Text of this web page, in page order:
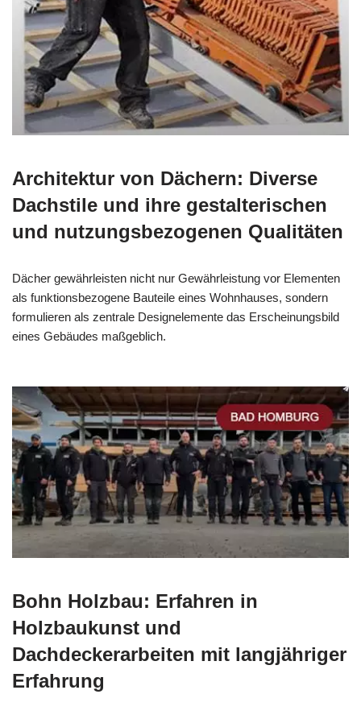
Architektur von Dächern: Diverse
Dachstile und ihre gestalterischen
und nutzungsbezogenen Qualitäten
Dächer gewährleisten nicht nur Gewährleistung vor Elementen
als funktionsbezogene Bauteile eines Wohnhauses, sondern
formulieren als zentrale Designelemente das Erscheinungsbild
eines Gebäudes maßgeblich.
Bohn Holzbau: Erfahren in
Holzbaukunst und
Dachdeckerarbeiten mit langjähriger
Erfahrung